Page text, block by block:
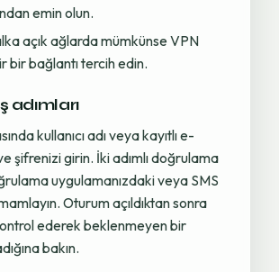
emin olun.
açık ağlarda mümkünse VPN
bir bağlantı tercih edin.
adımları
kullanıcı adı veya kayıtlı e-
şifrenizi girin. İki adımlı doğrulama
uygulamanızdaki veya SMS
Oturum açıldıktan sonra
ederek beklenmeyen bir
bakın.